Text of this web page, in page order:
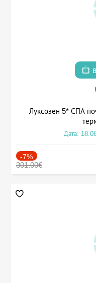
Луксозен 5* СПА
Дата:
-7%
301.00€